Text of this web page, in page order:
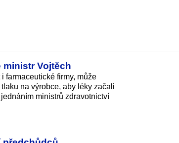
ministr Vojtěch
farmaceutické firmy, může
na výrobce, aby léky začali
ministrů zdravotnictví